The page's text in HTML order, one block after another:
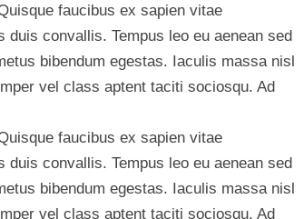
faucibus ex sapien vitae
convallis. Tempus leo eu aenean sed
bibendum egestas. Iaculis massa nisl
vel class aptent taciti sociosqu. Ad
faucibus ex sapien vitae
convallis. Tempus leo eu aenean sed
bibendum egestas. Iaculis massa nisl
vel class aptent taciti sociosqu. Ad